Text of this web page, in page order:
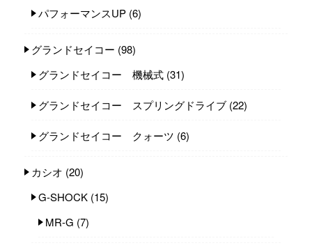
パフォーマンスUP (6)
グランドセイコー (98)
グランドセイコー 機械式 (31)
グランドセイコー スプリングドライブ (22)
グランドセイコー クォーツ (6)
カシオ (20)
G-SHOCK (15)
MR-G (7)